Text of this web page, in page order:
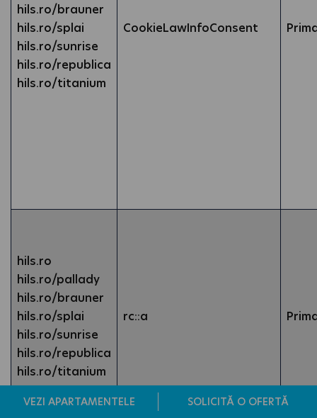
hils.ro/brauner
hils.ro/splai
hils.ro/sunrise
hils.ro/republica
hils.ro/titanium
CookieLawInfoConsent
hils.ro
hils.ro/pallady
hils.ro/brauner
hils.ro/splai
hils.ro/sunrise
hils.ro/republica
hils.ro/titanium
rc::a
VEZI APARTAMENTELE SOLICITĂ O OFERTĂ